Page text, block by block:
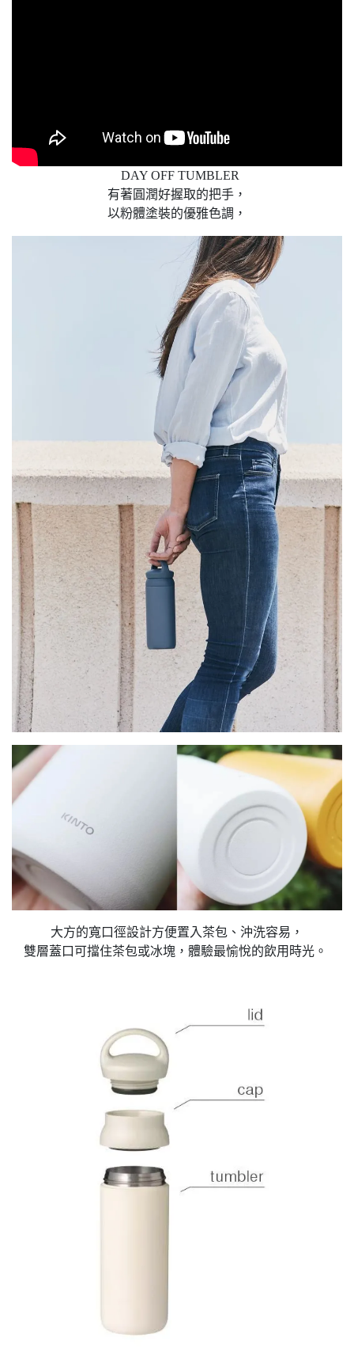
DAY OFF TUMBLER
有著圓潤好握取的把手，
以粉體塗裝的優雅色調，
大方的寬口徑設計方便置入茶包、沖洗容易，
雙層蓋口可擋住茶包或冰塊，體驗最愉悅的飲用時光。